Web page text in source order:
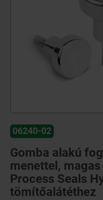
06240-02
Gomba alakú
menettel,
Process Seals
tömítőalátéthez